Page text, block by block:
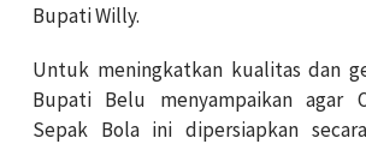
Bupati Willy.
Untuk meningkatkan kualitas dan
Bupati Belu menyampaikan agar
Sepak Bola ini dipersiapkan